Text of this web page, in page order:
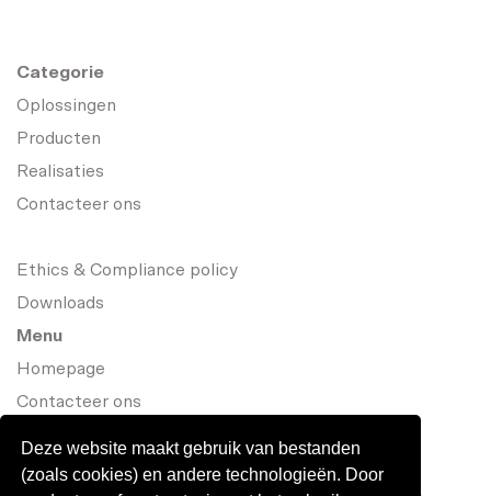
Deze website maakt gebruik van bestanden
(zoals cookies) en andere technologieën. Door
Categorie
Oplossingen
Producten
Realisaties
Contacteer ons
Ethics & Compliance policy
Downloads
Menu
Homepage
Contacteer ons